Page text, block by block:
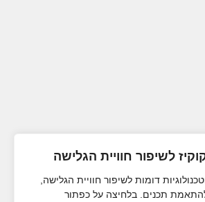
לשיפור חוויית הגלישה
דומות לשיפור חוויית הגלישה,
תכנים. בלחיצה על כפתור